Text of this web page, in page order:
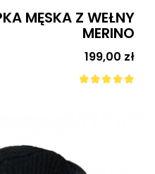
MĘSKA Z WEŁNY
MERINO
Cena
199,00 zł